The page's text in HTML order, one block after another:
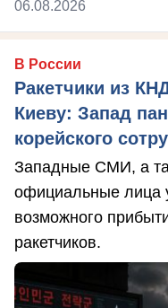
06.08.2026
В России
Ракетчики из
Киеву: Запад
корейского
Западные СМИ, а
официальные лица
возможного
ракетчиков.